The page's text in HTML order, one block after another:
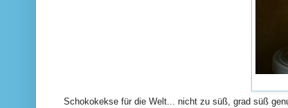
Schokokekse für die Welt... nicht zu süß, grad süß